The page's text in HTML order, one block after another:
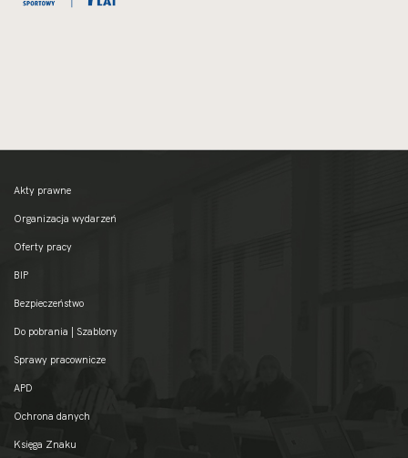
Akty prawne
Organizacja wydarzeń
Oferty pracy
BIP
Bezpieczeństwo
Do pobrania | Szablony
Sprawy pracownicze
APD
Ochrona danych
Księga Znaku